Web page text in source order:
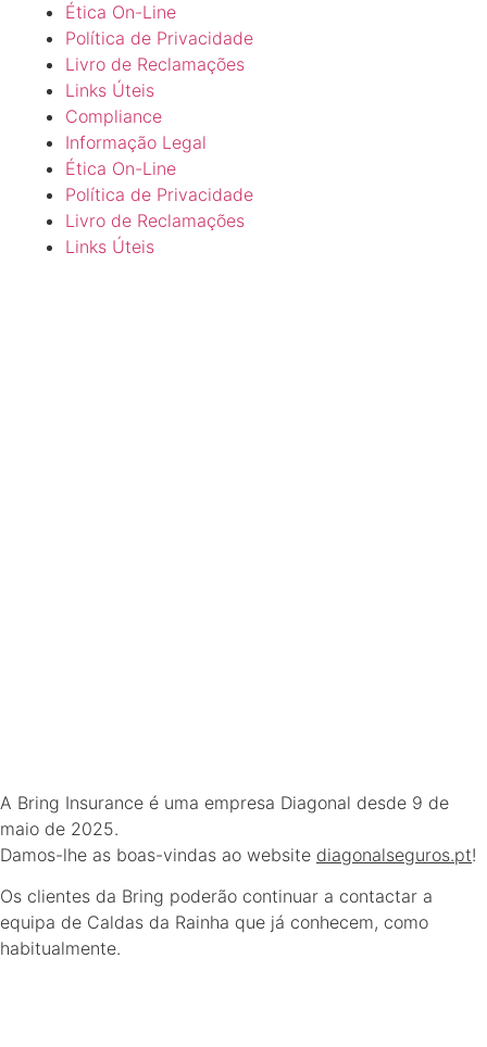
Ética On-Line
Política de Privacidade
Livro de Reclamações
Links Úteis
Compliance
Informação Legal
Ética On-Line
Política de Privacidade
Livro de Reclamações
Links Úteis
A Bring Insurance é uma empresa Diagonal desde 9 de
maio de 2025.
Damos-lhe as boas-vindas ao website diagonalseguros.pt!
Os clientes da Bring poderão continuar a contactar a
equipa de Caldas da Rainha que já conhecem, como
habitualmente.